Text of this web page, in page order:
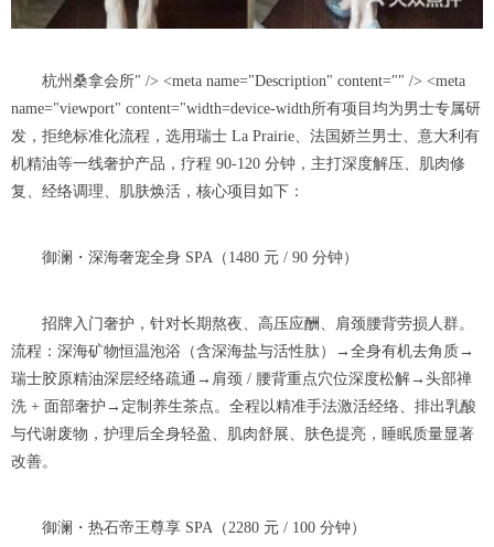
杭州桑拿会所" /> <meta name="Description" content="" /> <meta
name="viewport" content="width=device-width所有项目均为男士专属研
发，拒绝标准化流程，选用瑞士 La Prairie、法国娇兰男士、意大利有
机精油等一线奢护产品，疗程 90-120 分钟，主打深度解压、肌肉修
复、经络调理、肌肤焕活，核心项目如下：
御澜・深海奢宠全身 SPA（1480 元 / 90 分钟）
招牌入门奢护，针对长期熬夜、高压应酬、肩颈腰背劳损人群。
流程：深海矿物恒温泡浴（含深海盐与活性肽）→全身有机去角质→
瑞士胶原精油深层经络疏通→肩颈 / 腰背重点穴位深度松解→头部禅
洗 + 面部奢护→定制养生茶点。全程以精准手法激活经络、排出乳酸
与代谢废物，护理后全身轻盈、肌肉舒展、肤色提亮，睡眠质量显著
改善。
御澜・热石帝王尊享 SPA（2280 元 / 100 分钟）